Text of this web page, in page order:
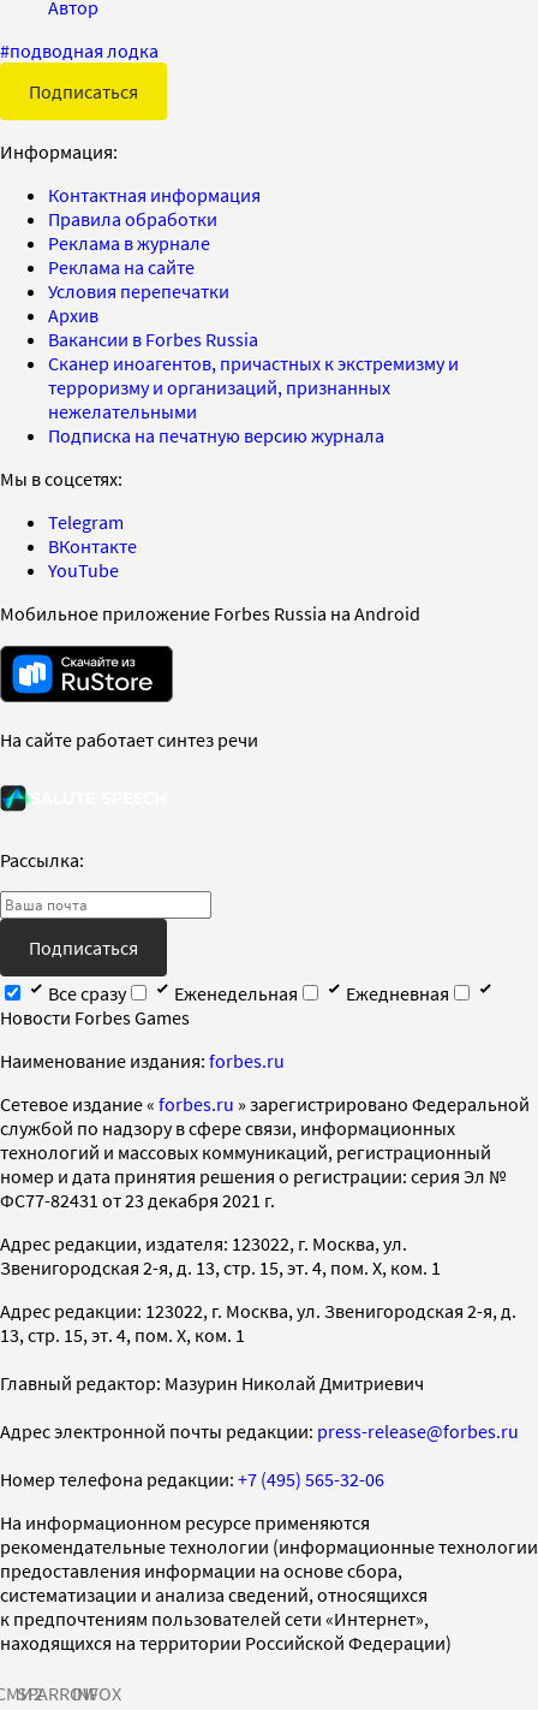
Автор
#подводная лодка
Подписаться
Информация:
Контактная информация
Правила обработки
Реклама в журнале
Реклама на сайте
Условия перепечатки
Архив
Вакансии в Forbes Russia
Сканер иноагентов, причастных к экстремизму и
терроризму и организаций, признанных
нежелательными
Подписка на печатную версию журнала
Мы в соцсетях:
Telegram
ВКонтакте
YouTube
Мобильное приложение Forbes Russia на Android
На сайте работает синтез речи
Рассылка:
Подписаться
Все сразу
Еженедельная
Ежедневная
Новости Forbes Games
Наименование издания: forbes.ru
Cетевое издание « forbes.ru » зарегистрировано Федеральной
службой по надзору в сфере связи, информационных
технологий и массовых коммуникаций, регистрационный
номер и дата принятия решения о регистрации: серия Эл №
ФС77-82431 от 23 декабря 2021 г.
Адрес редакции, издателя: 123022, г. Москва, ул.
Звенигородская 2-я, д. 13, стр. 15, эт. 4, пом. X, ком. 1
Адрес редакции: 123022, г. Москва, ул. Звенигородская 2-я, д.
13, стр. 15, эт. 4, пом. X, ком. 1
Главный редактор: Мазурин Николай Дмитриевич
Адрес электронной почты редакции: press-release@forbes.ru
Номер телефона редакции: +7 (495) 565-32-06
На информационном ресурсе применяются
рекомендательные технологии (информационные технологии
предоставления информации на основе сбора,
систематизации и анализа сведений, относящихся
к предпочтениям пользователей сети «Интернет»,
находящихся на территории Российской Федерации)
SPARROWINFOX